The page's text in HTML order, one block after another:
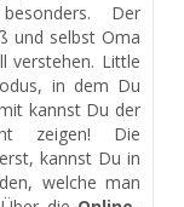
Der
und selbst Oma
verstehen. Little
in dem Du
kannst Du der
zeigen! Die
kannst Du in
welche man